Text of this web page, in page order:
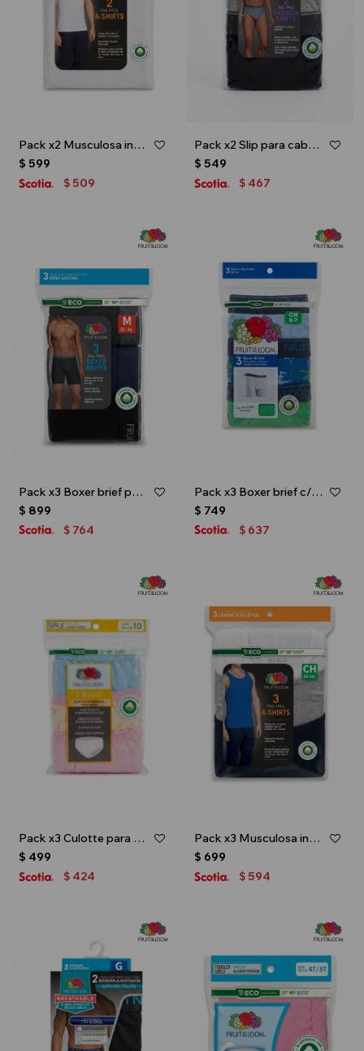
Pack x2 Musculosa interior para caballero - Blanco
$ 599
$ 509
Pack x2 Slip para caballero - Multicolor
$ 549
$ 467
Pack x3 Boxer brief para caballero - Negro
$ 899
$ 764
Pack x3 Boxer brief c/estampa para niño - Multicolor
$ 749
$ 637
Pack x3 Culotte para niña - Multicolor
$ 499
$ 424
Pack x3 Musculosa interior para caballero - Multicolor
$ 699
$ 594